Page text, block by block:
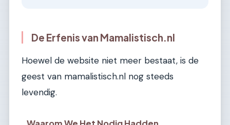
De Erfenis van Mamalistisch.nl
Hoewel de website niet meer bestaat, is de
geest van mamalistisch.nl nog steeds
levendig.